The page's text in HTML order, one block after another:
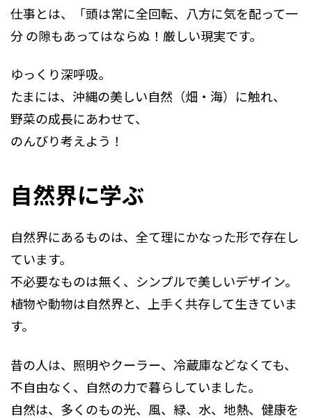
仕事とは、「頭は常に全回転、八方に気を配って一
分 の隙もあってはならぬ！厳しい現実です。
ゆっくり深呼吸。
たまには、沖縄の美しい自然（畑・海）に触れ、
野菜の成長にあわせて、
のんびり考えよう！
自然界に学ぶ
自然界にあるものは、全て理にかなった形で存在し
ています。
不必要なものは無く、シンプルで美しいデザイン。
植物や動物は自然界と、上手く共存して生きていま
す。
昔の人は、照明やクーラー、冷蔵庫などなくても、
不自由なく、自然の力で暮らしていました。
自然は、多くのもの光、風、緑、水、地熱、健康を